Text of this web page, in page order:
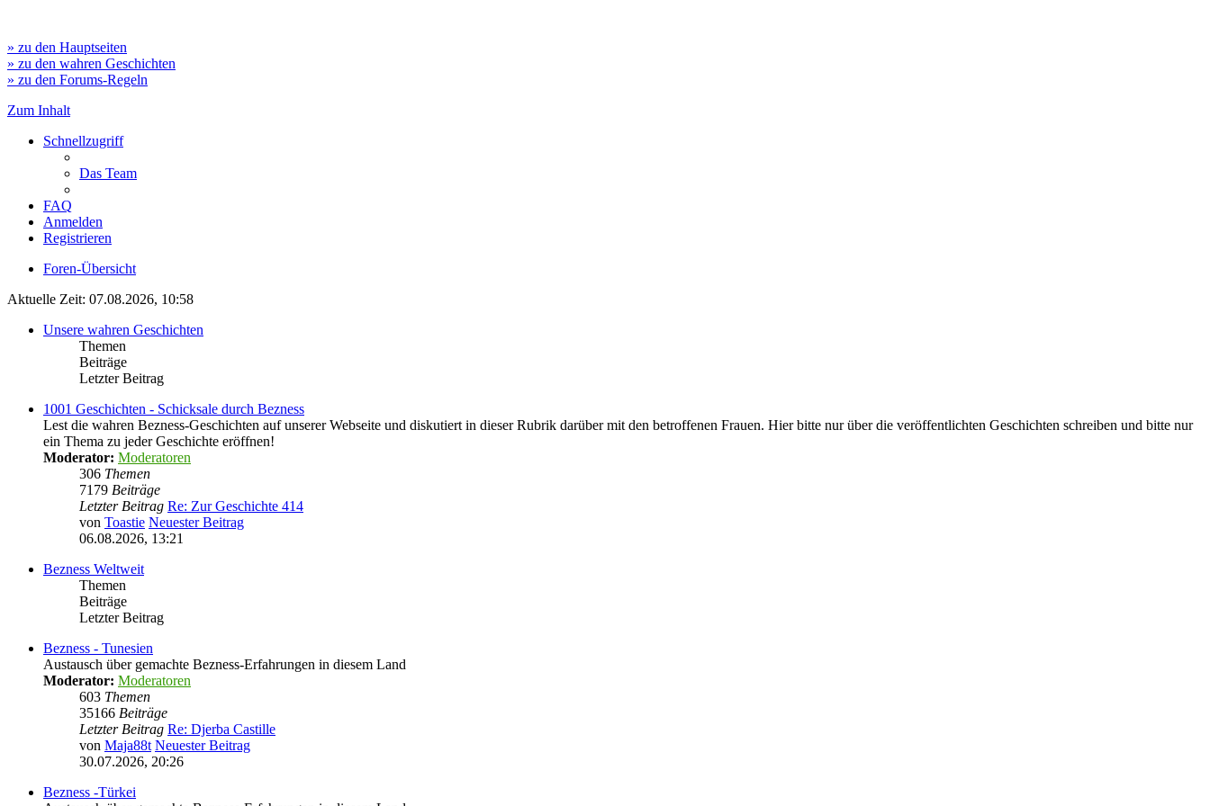
» zu den Hauptseiten
» zu den wahren Geschichten
» zu den Forums-Regeln
Zum Inhalt
Schnellzugriff
Das Team
FAQ
Anmelden
Registrieren
Foren-Übersicht
Aktuelle Zeit: 07.08.2026, 10:58
Unsere wahren Geschichten
Themen
Beiträge
Letzter Beitrag
1001 Geschichten - Schicksale durch Bezness
Lest die wahren Bezness-Geschichten auf unserer Webseite und diskutiert in dieser Rubrik darüber mit den betroffenen Frauen. Hier bitte nur über die veröffentlichten Geschichten schreiben und bitte nur
ein Thema zu jeder Geschichte eröffnen!
Moderator: Moderatoren
306 Themen
7179 Beiträge
Letzter Beitrag Re: Zur Geschichte 414
von Toastie Neuester Beitrag
06.08.2026, 13:21
Bezness Weltweit
Themen
Beiträge
Letzter Beitrag
Bezness - Tunesien
Austausch über gemachte Bezness-Erfahrungen in diesem Land
Moderator: Moderatoren
603 Themen
35166 Beiträge
Letzter Beitrag Re: Djerba Castille
von Maja88t Neuester Beitrag
30.07.2026, 20:26
Bezness -Türkei